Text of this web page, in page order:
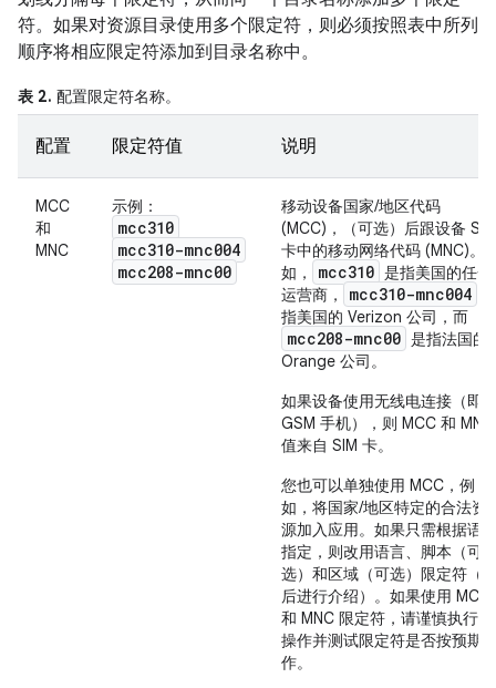
符。如果对资源目录使用多个限定符，则必须按照表中所列
顺序将相应限定符添加到目录名称中。
表 2. 配置限定符名称。
配置 限定符值 说明
MCC
和
MNC
示例：
mcc310
mcc310-mnc004
mcc208-mnc00
移动设备国家/地区代码
(MCC)，（可选）后跟设备 SIM
卡中的移动网络代码 (MNC)。
如，
mcc310 是指美国的任一
运营商，
mcc310-mnc004
指美国的 Verizon 公司，而
mcc208-mnc00 是指法国的
Orange 公司。
如果设备使用无线电连接（即
GSM 手机），则 MCC 和 MNC
值来自 SIM 卡。
您也可以单独使用 MCC，例
如，将国家/地区特定的合法资
源加入应用。如果只需根据语
指定，则改用语言、脚本（可
选）和区域（可选）限定符（
后进行介绍）。 如果使用 MCC
和 MNC 限定符，请谨慎执行此
操作并测试限定符是否按预期
作。